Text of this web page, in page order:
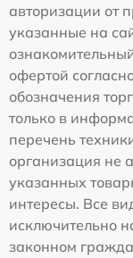
авторизации от
указанные на
офертой
обозначения
только в
перечень
организация не
указанных
интересы. Все
исключительно
законном